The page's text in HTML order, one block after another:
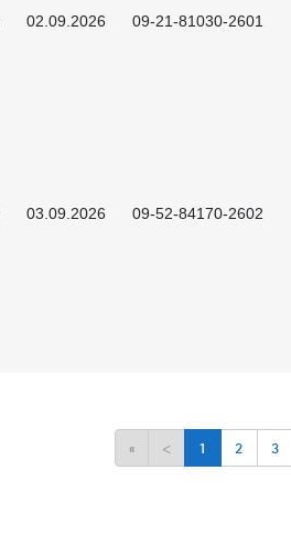
02.09.2026 09-21-81030-2601
03.09.2026 09-52-84170-2602
« < 1 2 3